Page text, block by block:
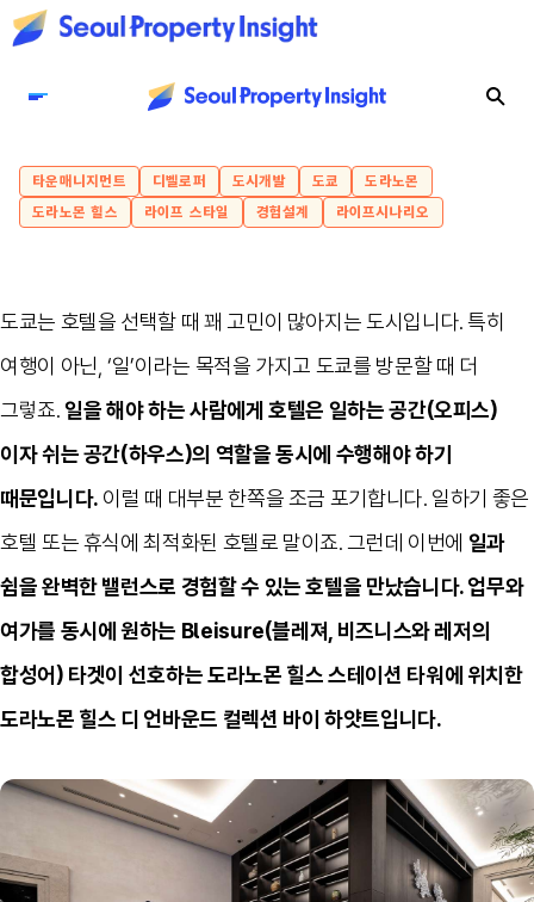
타운매니지먼트 디벨로퍼 도시개발 도쿄
도라노몬
도라노몬 힐스
라이프 스타일 경험설계 라이프시나리오
도쿄는 호텔을 선택할 때 꽤 고민이 많아지는 도시입니다.특히
여행이 아닌 , ‘일’이라는 목적을 가지고 도쿄를 방문할 때 더
그렇죠.일을 해야 하는 사람에게 호텔은 일하는 공간(오피스)
이자 쉬는 공간(하우스)의 역할을 동시에 수행해야 하기
때문입니다. 이럴 때 대부분 한쪽을 조금 포기합니다. 일하기 좋은
호텔 또는 휴식에 최적화된 호텔로 말이죠.그런데 이번에 일과
쉼을 완벽한 밸런스로 경험할 수 있는 호텔을 만났습니다. 업무와
여가를 동시에 원하는 Bleisure(블레져, 비즈니스와 레저의
합성어) 타겟이 선호하는도라노몬 힐스 스테이션 타워에 위치한
도라노몬 힐스 디 언바운드 컬렉션 바이 하얏트입니다.